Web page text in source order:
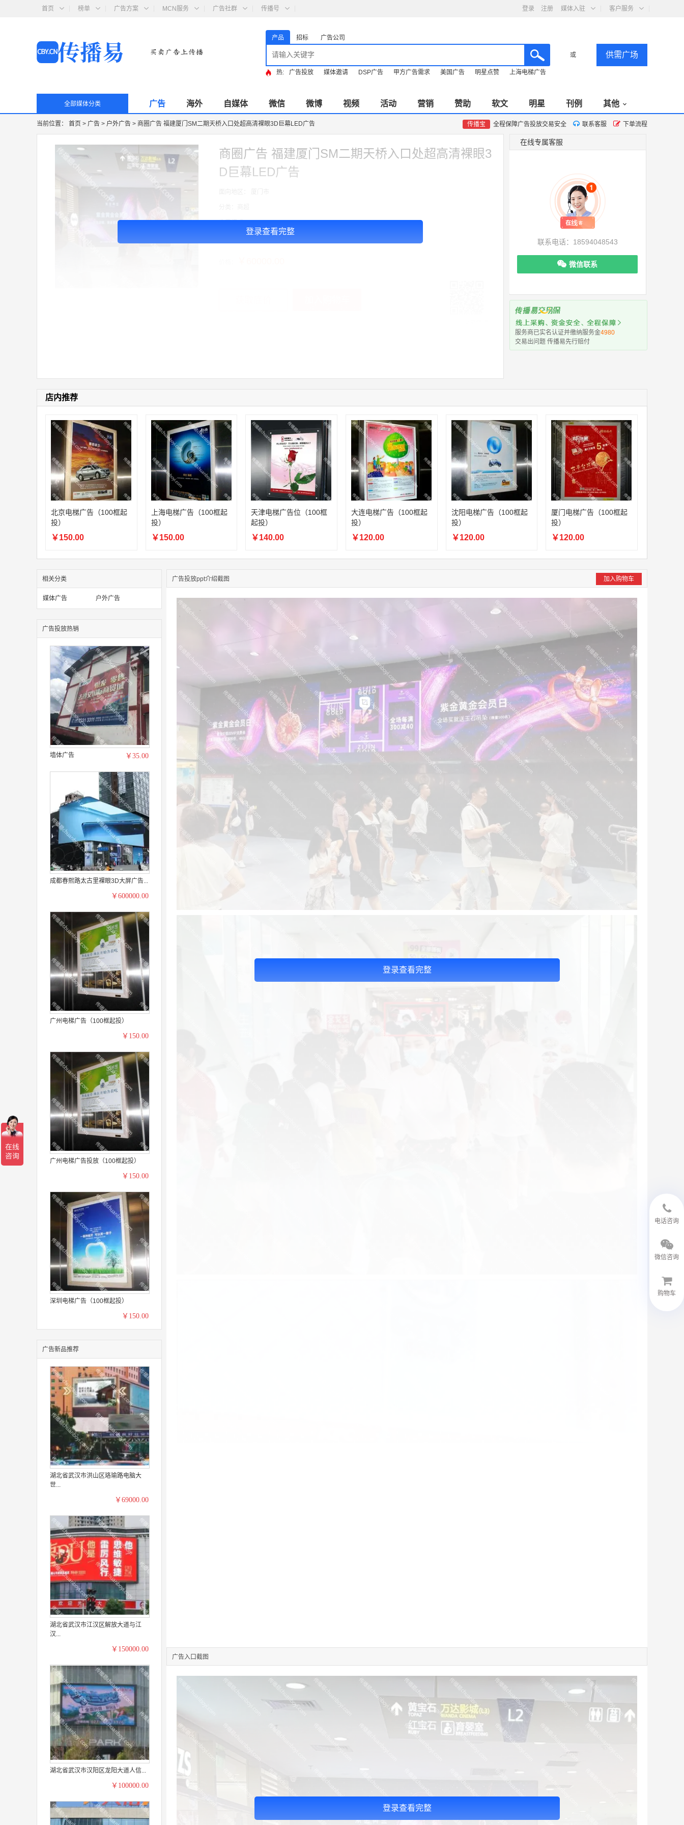
首页 榜单 广告方案 MCN服务 广告社群 传播号 登录 注册 媒体入驻 客户服务
产品 招标 广告公司
或 供需广场
热: 广告投放 媒体邀请 DSP广告 甲方广告需求 美国广告 明星点赞 上海电梯广告
全部媒体分类 广告 海外 自媒体 微信 微博 视频 活动 营销 赞助 软文 明星 刊例 其他
当前位置： 首页 > 广告 > 户外广告 > 商圈广告 福建厦门SM二期天桥入口处超高清裸眼3D巨幕LED广告 传播宝 全程保障广告投放交易安全 联系客服 下单流程
登录查看完整
商圈广告 福建厦门SM二期天桥入口处超高清裸眼3
D巨幕LED广告
11:44:28 130****3379 联系了该媒体所在商家
191****0991 联系了该媒体所在商家
05:24:34 186****8762 联系了该媒体所在商家
06:11:20 166****9198 联系了该媒体所在商家
05:17:23 182****1341
联系了该媒体所在商家
05:13:40 159****9700 联系了该媒体所在商家
08:52:47 155****6115 联系了该媒体所在商家
03:27:46 181****7631 联系了该媒体所在商家
03:18:49 173****0620
联系了该媒体所在商家
03:20:56 156****3374
联系了该媒体所在商家
01:59:39 189****2617 联系了该媒体所在商家
在线专属客服
联系电话：18594048543
微信联系
服务商已实名认证并缴纳服务金4980
交易出问题 传播易先行赔付
店内推荐
北京电梯广告（100框起
投）
￥150.00
上海电梯广告（100框起
投）
￥150.00
天津电梯广告位（100框
起投）
￥140.00
大连电梯广告（100框起
投）
￥120.00
沈阳电梯广告（100框起
投）
￥120.00
厦门电梯广告（100框起
投）
￥120.00
相关分类
媒体广告 户外广告
广告投放热销
墙体广告 ￥35.00
成都春熙路太古里裸眼3D大屏广告...
￥600000.00
广州电梯广告（100框起投）
￥150.00
广州电梯广告投放（100框起投）
￥150.00
深圳电梯广告（100框起投）
￥150.00
广告新品推荐
湖北省武汉市洪山区珞瑜路电脑大
世...
￥69000.00
湖北省武汉市江汉区解放大道与江
汉...
￥150000.00
湖北省武汉市汉阳区龙阳大道人信...
￥100000.00
广告投放ppt介绍截图 加入购物车
登录查看完整
广告入口截图
登录查看完整
电话咨询
微信咨询
购物车